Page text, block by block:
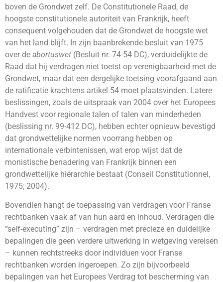
boven de Grondwet zelf. De Constitutionele Raad, de
hoogste constitutionele autoriteit van Frankrijk, heeft
consequent volgehouden dat de Grondwet de hoogste wet
van het land blijft. In zijn baanbrekende besluit van 1975
over de abortuswet (Besluit nr. 74-54 DC), verduidelijkte de
Raad dat hij verdragen niet toetst op verenigbaarheid met de
Grondwet, maar dat een dergelijke toetsing voorafgaand aan
de ratificatie krachtens artikel 54 moet plaatsvinden. Latere
beslissingen, zoals de uitspraak van 2004 over het Europees
Handvest voor regionale talen of talen van minderheden
(beslissing nr. 99-412 DC), hebben echter opnieuw bevestigd
dat grondwettelijke normen voorrang hebben op
internationale verbintenissen, wat erop wijst dat de
monistische benadering van Frankrijk binnen een
grondwettelijke hiërarchie bestaat (Conseil Constitutionnel,
1975; 2004).
Bovendien hangt de toepassing van verdragen voor Franse
rechtbanken vaak af van hun aard en inhoud. Verdragen die
“self-executing” zijn – verdragen met precieze en duidelijke
bepalingen die geen verdere uitwerking in wetgeving vereisen
– kunnen rechtstreeks door individuen voor Franse
rechtbanken worden ingeroepen. Zo zijn bijvoorbeeld
bepalingen van het Europees Verdrag tot bescherming van